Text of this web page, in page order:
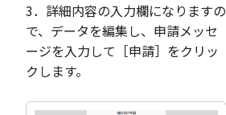
3．詳細内容の入力欄になりますの
で、データを編集し、申請メッセ
ージを入力して［申請］をクリッ
クします。